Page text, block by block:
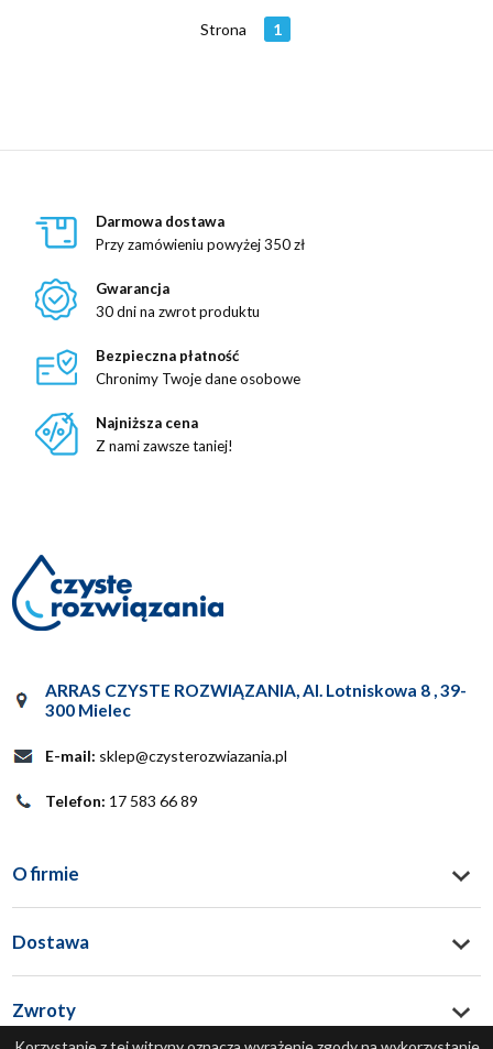
Strona 1
Darmowa dostawa
Przy zamówieniu powyżej 350 zł
Gwarancja
30 dni na zwrot produktu
Bezpieczna płatność
Chronimy Twoje dane osobowe
Najniższa cena
Z nami zawsze taniej!
ARRAS CZYSTE ROZWIĄZANIA,Al. Lotniskowa 8,39-
300 Mielec
E-mail: sklep@czysterozwiazania.pl
Telefon: 17 583 66 89
O firmie
Dostawa
Zwroty